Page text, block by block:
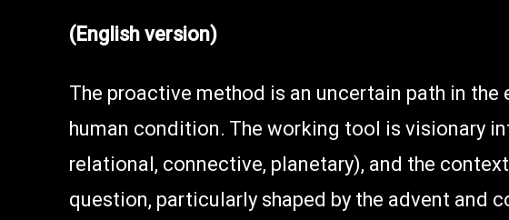
(English version)
The proactive method is an uncertain path in
human condition. The working tool is visionary
relational, connective, planetary), and the
question, particularly shaped by the advent and